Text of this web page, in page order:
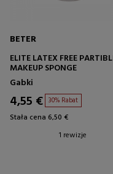
BETER
ELITE LATEX FREE
MAKEUP SPONGE
Gabki
4,55 € 30% Rabat
Stała cena 6,50 €
1 rewizje